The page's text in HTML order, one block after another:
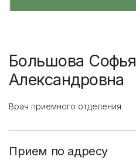
Большова Софья
Александровна
Врач приемного отделения
Прием по адресу